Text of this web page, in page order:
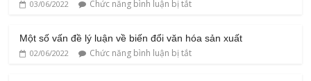
03/06/2022 Chức năng bình luận bị tắt
Một số vấn đề lý luận về biến đổi văn hóa sản xuất
02/06/2022 Chức năng bình luận bị tắt